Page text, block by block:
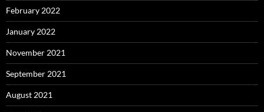
February 2022
January 2022
November 2021
September 2021
August 2021